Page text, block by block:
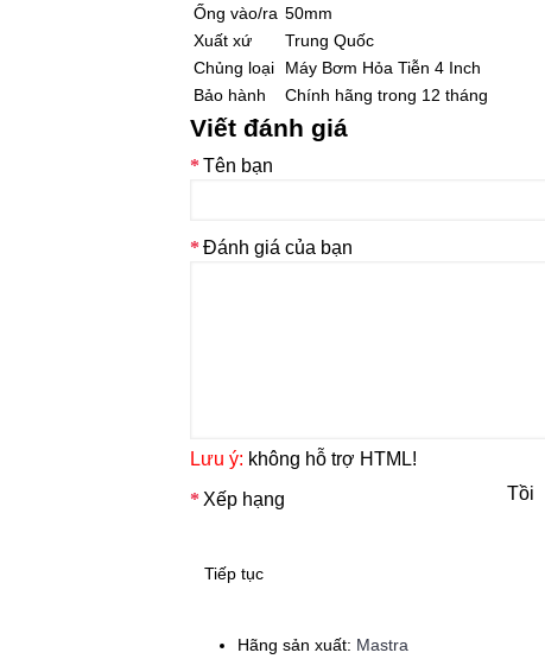
Ống vào/ra 50mm
Xuất xứ
Trung Quốc
Chủng loại
Máy Bơm Hỏa Tiễn 4 Inch
Bảo hành
Chính hãng trong 12 tháng
Viết đánh giá
Tên bạn
Đánh giá của bạn
Lưu ý: không hỗ trợ HTML!
Xếp hạng
Tồi
Tiếp tục
Hãng sản xuất: Mastra